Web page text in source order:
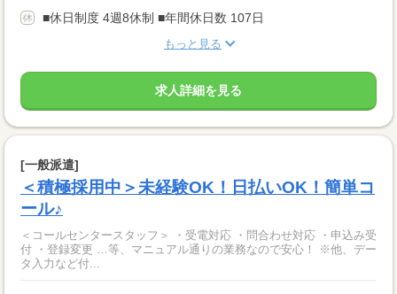
■休日制度 4週8休制 ■年間休日数 107日
もっと見る
求人詳細を見る
[一般派遣]
＜積極採用中＞未経験OK！日払いOK！簡単コ
ール♪
＜コールセンタースタッフ＞ ・受電対応 ・問合わせ対応 ・申込み受
付 ・登録変更 …等、マニュアル通りの業務なので安心！ ※他、デー
タ入力など付...